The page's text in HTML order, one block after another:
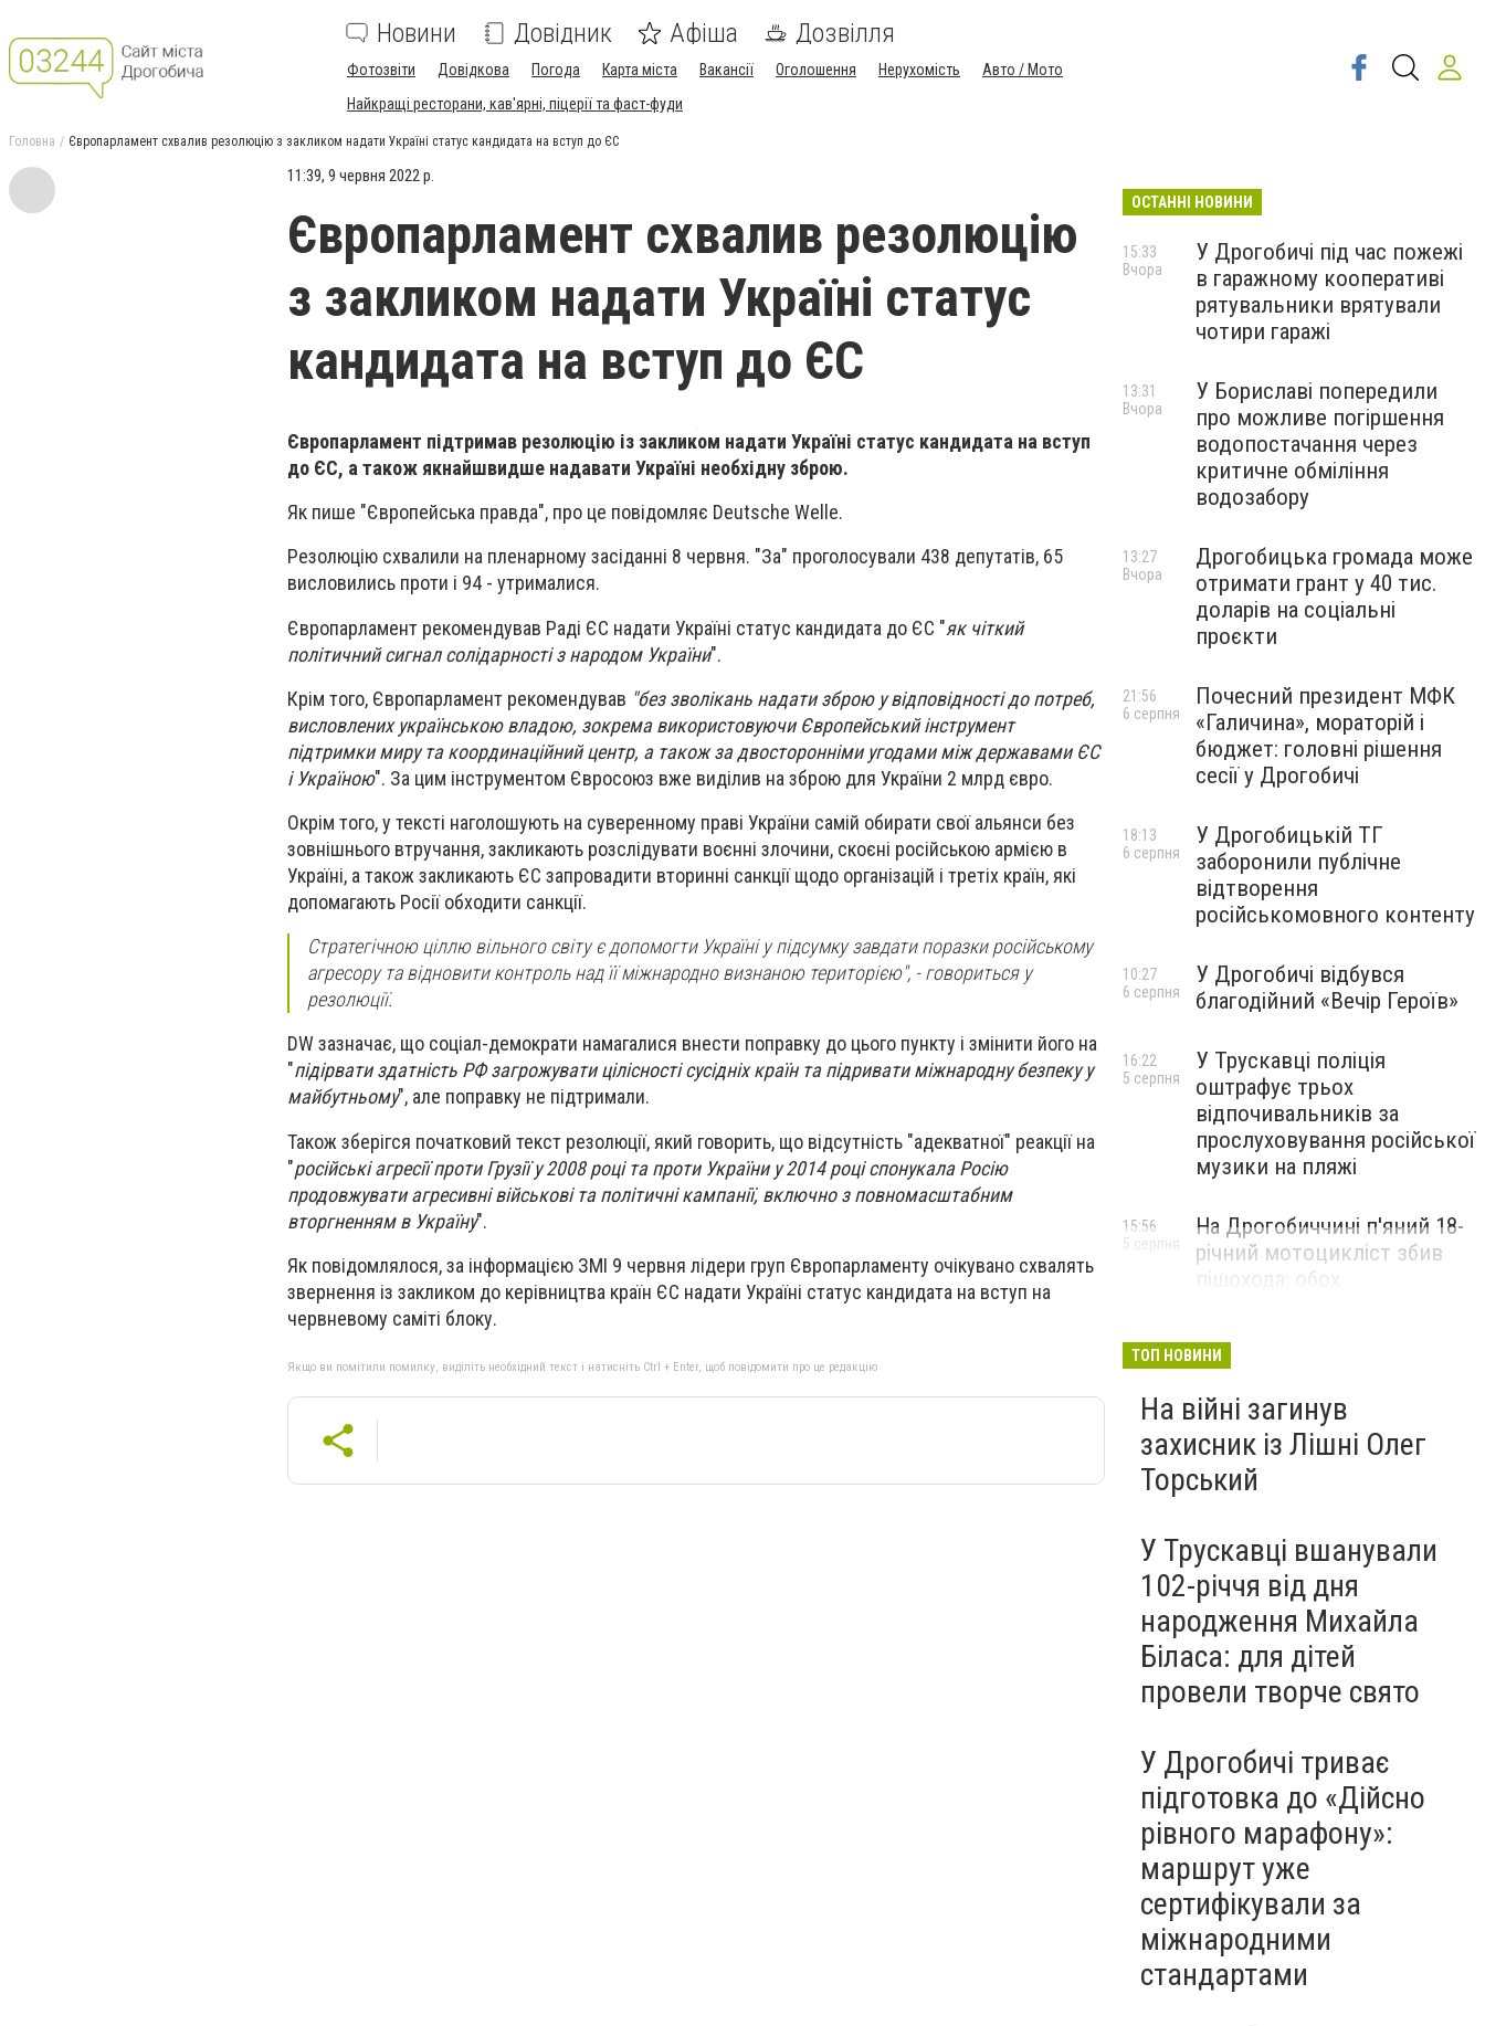
Новини Довідник Афіша Дозвілля
Фотозвіти Довідкова Погода Карта міста Вакансії Оголошення Нерухомість
Авто / Мото
Найкращі ресторани, кав'ярні, піцерії та фаст-фуди
Головна Європарламент cхвалив резолюцію з закликом надати Україні статус кандидата на вступ до ЄС
11:39, 9 червня 2022 р.
Європарламент cхвалив резолюцію
з закликом надати Україні статус
кандидата на вступ до ЄС
Європарламент підтримав резолюцію із закликом надати Україні статус кандидата на вступ
до ЄС, а також якнайшвидше надавати Україні необхідну зброю.
Як пише "Європейська правда", про це повідомляє Deutsche Welle.
Резолюцію схвалили на пленарному засіданні 8 червня. "За" проголосували 438 депутатів, 65
висловились проти і 94 - утрималися.
Європарламент рекомендував Раді ЄС надати Україні статус кандидата до ЄС "як чіткий
політичний сигнал солідарності з народом України".
Крім того, Європарламент рекомендував "без зволікань надати зброю у відповідності до потреб,
висловлених українською владою, зокрема використовуючи Європейський інструмент
підтримки миру та координаційний центр, а також за двосторонніми угодами між державами ЄС
і Україною". За цим інструментом Євросоюз вже виділив на зброю для України 2 млрд євро.
Окрім того, у тексті наголошують на суверенному праві України самій обирати свої альянси без
зовнішнього втручання, закликають розслідувати воєнні злочини, скоєні російською армією в
Україні, а також закликають ЄС запровадити вторинні санкції щодо організацій і третіх країн, які
допомагають Росії обходити санкції.
Стратегічною ціллю вільного світу є допомогти Україні у підсумку завдати поразки російському
агресору та відновити контроль над її міжнародно визнаною територією", - говориться у
резолюції.
DW зазначає, що соціал-демократи намагалися внести поправку до цього пункту і змінити його на
"підірвати здатність РФ загрожувати цілісності сусідніх країн та підривати міжнародну безпеку у
майбутньому", але поправку не підтримали.
Також зберігся початковий текст резолюції, який говорить, що відсутність "адекватної" реакції на
"російські агресії проти Грузії у 2008 році та проти України у 2014 році спонукала Росію
продовжувати агресивні військові та політичні кампанії, включно з повномасштабним
вторгненням в Україну".
Як повідомлялося, за інформацією ЗМІ 9 червня лідери груп Європарламенту очікувано схвалять
звернення із закликом до керівництва країн ЄС надати Україні статус кандидата на вступ на
червневому саміті блоку.
Якщо ви помітили помилку, виділіть необхідний текст і натисніть Ctrl + Enter, щоб повідомити про це редакцію
ОСТАННІ НОВИНИ
У Дрогобичі під час пожежі
в гаражному кооперативі
рятувальники врятували
чотири гаражі
15:33
Вчора
У Бориславі попередили
про можливе погіршення
водопостачання через
критичне обміління
водозабору
13:31
Вчора
Дрогобицька громада може
отримати грант у 40 тис.
доларів на соціальні
проєкти
13:27
Вчора
Почесний президент МФК
«Галичина», мораторій і
бюджет: головні рішення
сесії у Дрогобичі
21:56
6 серпня
У Дрогобицькій ТГ
заборонили публічне
відтворення
російськомовного контенту
18:13
6 серпня
У Дрогобичі відбувся
благодійний «Вечір Героїв»
10:27
6 серпня
У Трускавці поліція
оштрафує трьох
відпочивальників за
прослуховування російської
музики на пляжі
16:22
5 серпня
На Дрогобиччині п'яний 18-
річний мотоцикліст збив
пішохода: обох
15:56
5 серпня
ТОП НОВИНИ
На війні загинув
захисник із Лішні Олег
Торський
У Трускавці вшанували
102-річчя від дня
народження Михайла
Біласа: для дітей
провели творче свято
У Дрогобичі триває
підготовка до «Дійсно
рівного марафону»:
маршрут уже
сертифікували за
міжнародними
стандартами